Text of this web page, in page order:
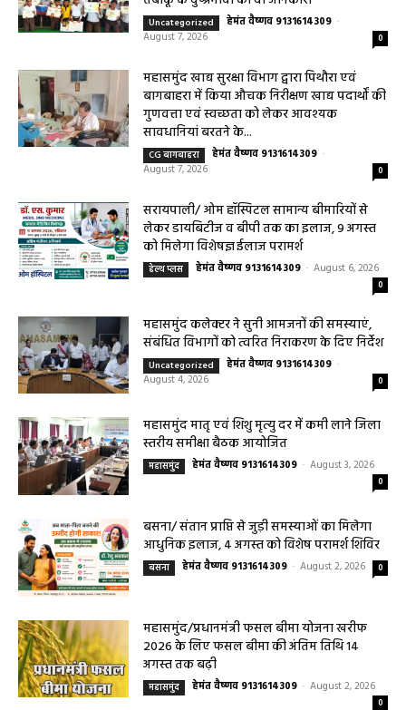
Uncategorized हेमंत वैष्णव 9131614309 -
August 7, 2026
0
महासमुंद खाद्य सुरक्षा विभाग द्वारा पिथौरा एवं
बागबाहरा में किया औचक निरीक्षण खाद्य पदार्थों की
गुणवत्ता एवं स्वच्छता को लेकर आवश्यक
सावधानियां बरतने के...
CG बागबाहरा हेमंत वैष्णव 9131614309 -
August 7, 2026
0
सरायपाली/ ओम हॉस्पिटल सामान्य बीमारियों से
लेकर डायबिटीज व बीपी तक का इलाज, 9 अगस्त
को मिलेगा विशेषज्ञ ईलाज परामर्श
हेल्थ प्लस हेमंत वैष्णव 9131614309 - August 6, 2026
0
महासमुंद कलेक्टर ने सुनी आमजनों की समस्याएं,
संबंधित विभागों को त्वरित निराकरण के दिए निर्देश
Uncategorized हेमंत वैष्णव 9131614309 -
August 4, 2026
0
महासमुंद मातृ एवं शिशु मृत्यु दर में कमी लाने जिला
स्तरीय समीक्षा बैठक आयोजित
महासमुंद हेमंत वैष्णव 9131614309 - August 3, 2026
0
बसना/ संतान प्राप्ति से जुड़ी समस्याओं का मिलेगा
आधुनिक इलाज, 4 अगस्त को विशेष परामर्श शिविर
बसना हेमंत वैष्णव 9131614309 - August 2, 2026 0
महासमुंद/प्रधानमंत्री फसल बीमा योजना खरीफ
2026 के लिए फसल बीमा की अंतिम तिथि 14
अगस्त तक बढ़ी
महासमुंद हेमंत वैष्णव 9131614309 - August 2, 2026
0